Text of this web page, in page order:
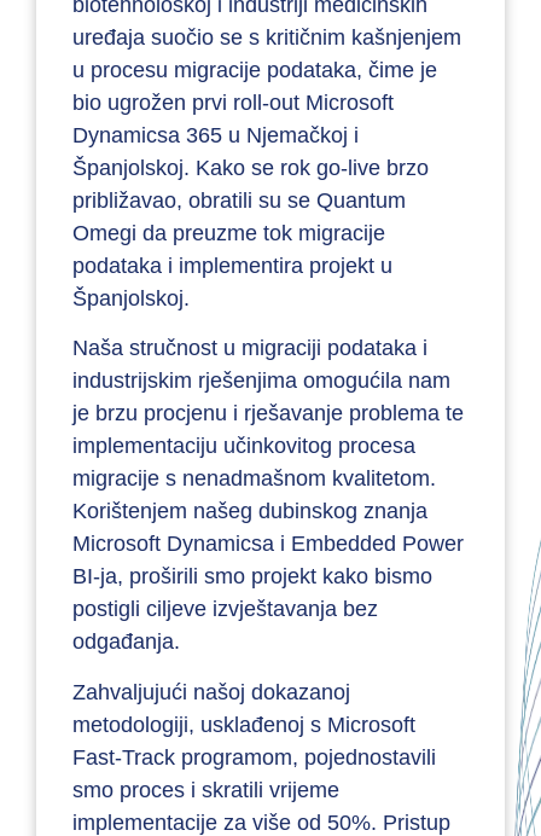
uređaja suočio se s kritičnim kašnjenjem
u procesu migracije podataka, čime je
bio ugrožen prvi roll-out Microsoft
Dynamicsa 365 u Njemačkoj i
Španjolskoj. Kako se rok go-live brzo
približavao, obratili su se Quantum
Omegi da preuzme tok migracije
podataka i implementira projekt u
Španjolskoj.
Naša stručnost u migraciji podataka i
industrijskim rješenjima omogućila nam
je brzu procjenu i rješavanje problema te
implementaciju učinkovitog procesa
migracije s nenadmašnom kvalitetom.
Korištenjem našeg dubinskog znanja
Microsoft Dynamicsa i Embedded Power
BI-ja, proširili smo projekt kako bismo
postigli ciljeve izvještavanja bez
odgađanja.
Zahvaljujući našoj dokazanoj
metodologiji, usklađenoj s Microsoft
Fast-Track programom, pojednostavili
smo proces i skratili vrijeme
implementacije za više od 50%. Pristup